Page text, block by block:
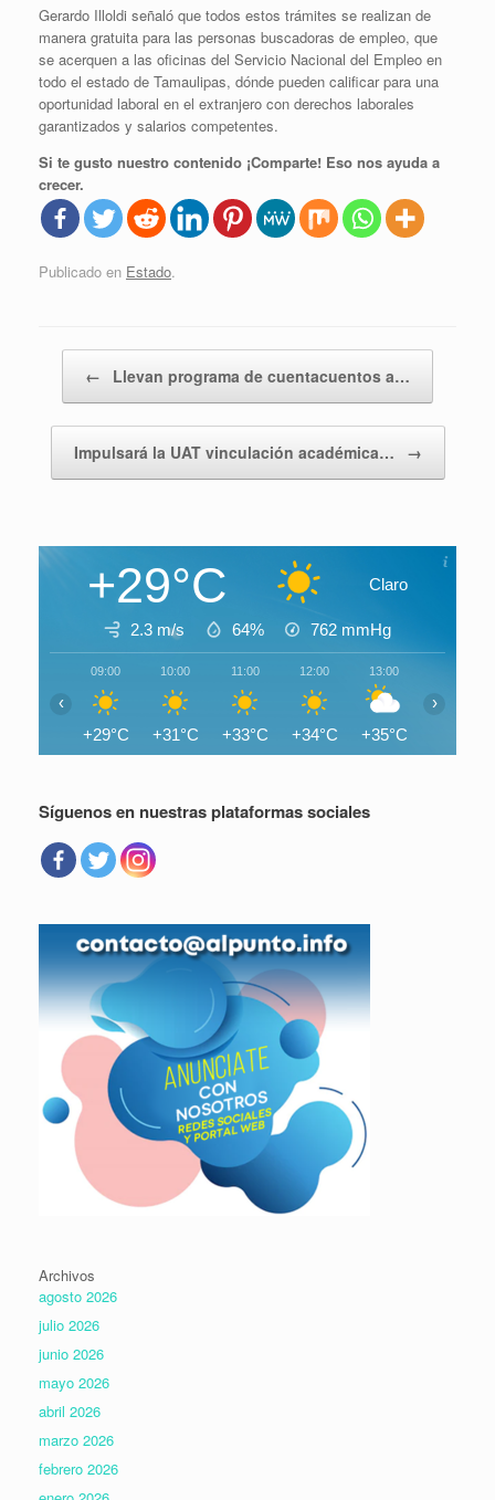
Gerardo Illoldi señaló que todos estos trámites se realizan de
manera gratuita para las personas buscadoras de empleo, que
se acerquen a las oficinas del Servicio Nacional del Empleo en
todo el estado de Tamaulipas, dónde pueden calificar para una
oportunidad laboral en el extranjero con derechos laborales
garantizados y salarios competentes.
Si te gusto nuestro contenido ¡Comparte! Eso nos ayuda a
crecer.
Publicado en Estado.
← Llevan programa de cuentacuentos a…
Impulsará la UAT vinculación académica… →
+29°C Claro
2.3 m/s 64% 762 mmHg
09:00
+29°C
10:00
+31°C
11:00
+33°C
12:00
+34°C
13:00
+35°C
‹ ›
Síguenos en nuestras plataformas sociales
Archivos
agosto 2026
julio 2026
junio 2026
mayo 2026
abril 2026
marzo 2026
febrero 2026